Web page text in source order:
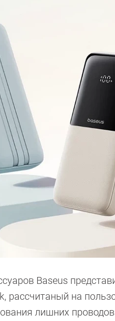
Baseus
рассчитаный на
лишних